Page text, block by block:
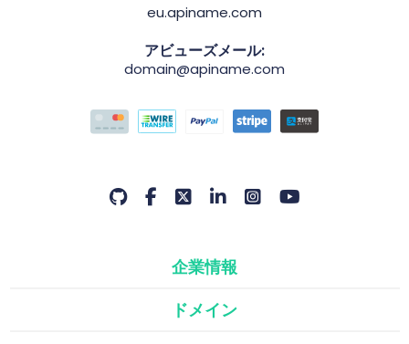
eu.apiname.com
アビューズメール:
domain@apiname.com
企業情報
ドメイン